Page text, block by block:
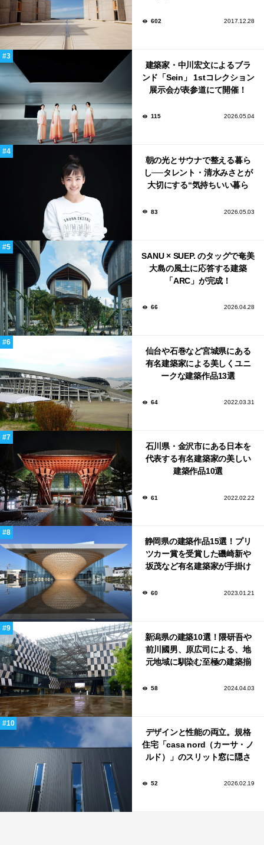
602 2017.12.28
建築家・中川宏文によるブラ
ンド「Sein」 1stコレクション
展示会が表参道にて開催！
115 2026.05.04
朝の光とサウナで整える暮ら
し──タレント・清水みさとが
大切にする“気持ちいい暮ら
83 2026.05.03
SANU × SUEP. のタッグで奄美
大島の風土に応答する建築
「ARC」が完成！
66 2026.04.28
仙台や石巻など宮城県にある
有名建築家による美しくユニ
ークな建築作品13選
64 2022.03.31
石川県・金沢市にある日本を
代表する有名建築家の美しい
建築作品10選
61 2022.02.22
静岡県の建築作品15選！プリ
ツカー賞を受賞した磯崎新や
坂茂など有名建築家が手掛け
60 2023.01.21
新潟県の建築10選！隈研吾や
前川國男、原広司による、地
元地域に馴染む至極の建築揃
58 2024.04.03
デザインと性能の両立。規格
住宅「casa nord（カーサ・ノ
ルド）」のスリット窓に隠さ
52 2026.02.19